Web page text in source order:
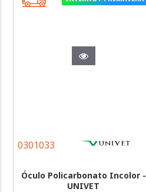
0301033
Óculo Policarbonato Incolor -
UNIVET